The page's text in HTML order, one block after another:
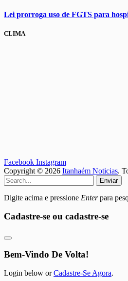
Lei prorroga uso de FGTS para
CLIMA
Facebook Instagram
Copyright © 2026 Itanhaém Noticias.
Enviar
Digite acima e pressione Enterpara
Cadastre-se ou cadastre-se
Bem-Vindo De Volta!
Login below orCadastre-Se Agora.